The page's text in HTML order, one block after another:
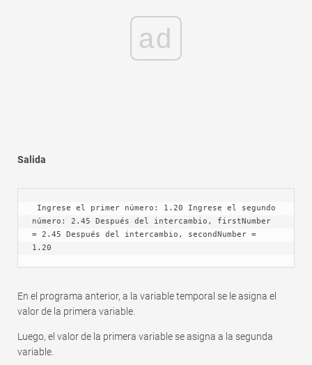
ad
Salida
número: 2.45 Después del intercambio, firstNumber
= 2.45 Después del intercambio, secondNumber =
1.20
En el programa anterior, a la variable temporal se le asigna el
valor de la primera variable.
Luego, el valor de la primera variable se asigna a la segunda
variable.